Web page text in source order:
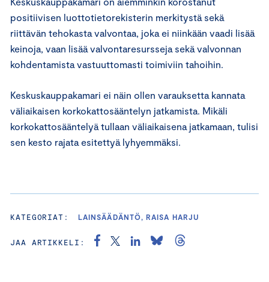
positiivisen luottotietorekisterin merkitystä sekä
riittävän tehokasta valvontaa, joka ei niinkään vaadi lisää
keinoja, vaan lisää valvontaresursseja sekä valvonnan
kohdentamista vastuuttomasti toimiviin tahoihin.
Keskuskauppakamari ei näin ollen varauksetta kannata
väliaikaisen korkokattosääntelyn jatkamista. Mikäli
korkokattosääntelyä tullaan väliaikaisena jatkamaan, tulisi
sen kesto rajata esitettyä lyhyemmäksi.
KATEGORIAT: LAINSÄÄDÄNTÖ, RAISA HARJU
JAA ARTIKKELI: